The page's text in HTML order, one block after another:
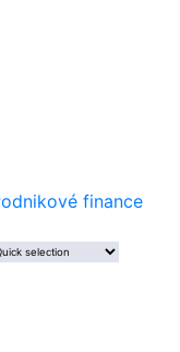
finance